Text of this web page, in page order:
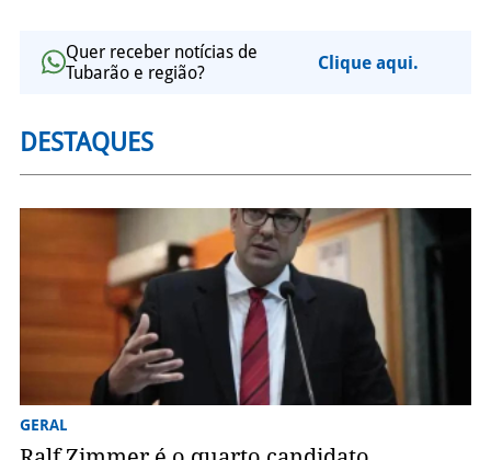
Quer receber notícias de
Tubarão e região?
Clique aqui.
DESTAQUES
GERAL